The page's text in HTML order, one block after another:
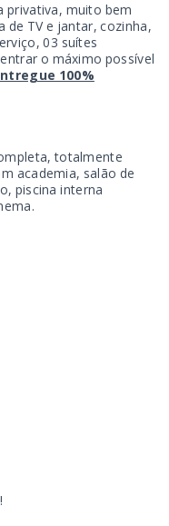
privativa, muito bem
de TV e jantar, cozinha,
03 suítes
o máximo possível
100%
totalmente
academia, salão de
piscina interna